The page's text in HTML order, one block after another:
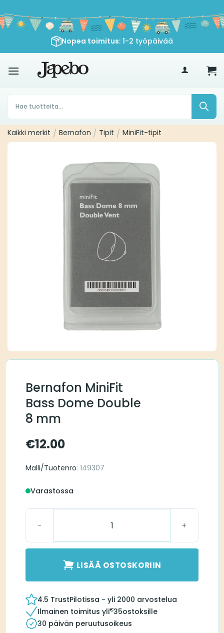
sisältöön
Nopea toimitus: 1-2 työpäivää
Ilmainen toimitus yli€ 35ostoksille
Products
search
Kaikki merkit / Bernafon / Tipit / MiniFit-tipit
Bernafon MiniFit
Bass Dome Double
8 mm
€12.00
Malli/Tuotenro: 149307
Varastossa
LISÄÄ OSTOSKORIIN
4.5 TrustPilotissa - yli 2000 arvostelua
Ilmainen toimitus yli€35ostoksille
30 päivän peruutusoikeus